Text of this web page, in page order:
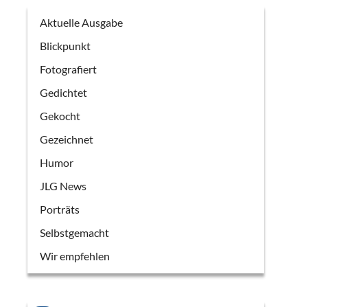
Aktuelle Ausgabe
Blickpunkt
Fotografiert
Gedichtet
Gekocht
Gezeichnet
Humor
JLG News
Porträts
Selbstgemacht
Wir empfehlen